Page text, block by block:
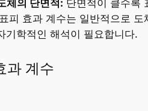
체의 단면적: 단면적이 클수록
표피 효과 계수는 일반적으로
기학적인 해석이 필요합니다.
과 계수